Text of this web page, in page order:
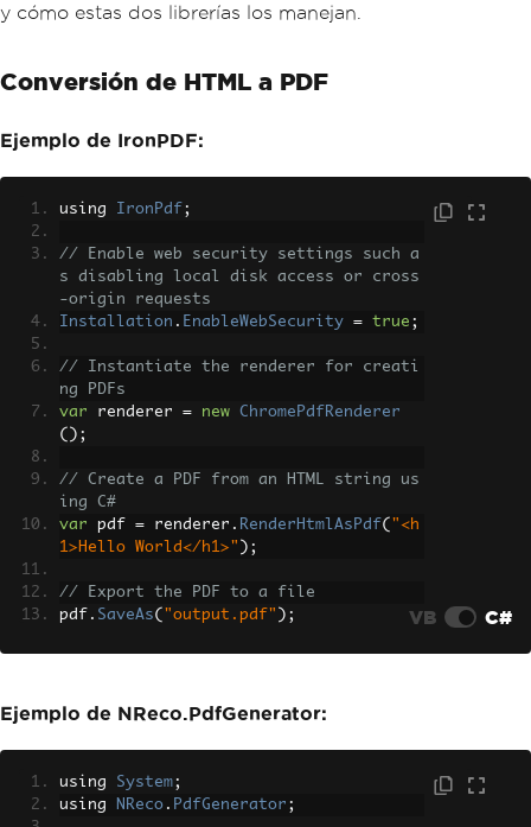
y cómo estas dos librerías los manejan.
Conversión de HTML a PDF
Ejemplo de IronPDF:
using IronPdf ;
// Enable web security settings such a
s disabling local disk access or cross
-origin requests
Installation . EnableWebSecurity = true ;
// Instantiate the renderer for creati
ng PDFs
var renderer = new
ChromePdfRenderer
();
// Create a PDF from an HTML string us
ing C#
var pdf = renderer . RenderHtmlAsPdf( "<h
1>Hello World</h1>" );
// Export the PDF to a file
pdf . SaveAs( "output.pdf" );
CSS, and JavaScript.
he base path for loading assets
var
myAdvancedPdf
lAsPdf ("<img src='icons/iron.png'>"
@"c:\site\assets\"
VB C#
Ejemplo de NReco.PdfGenerator:
using System;
using
NReco . PdfGenerator ;